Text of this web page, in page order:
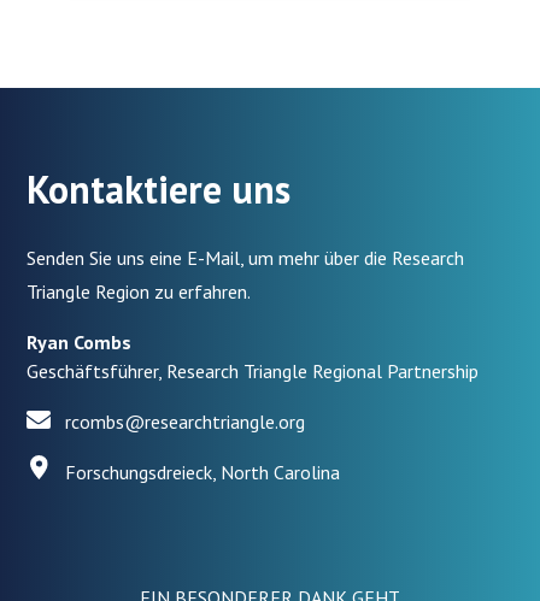
Kontaktiere uns
Senden Sie uns eine E-Mail, um mehr über die Research
Triangle Region zu erfahren.
Ryan Combs
Geschäftsführer, Research Triangle Regional Partnership
rcombs@researchtriangle.org
Forschungsdreieck, North Carolina